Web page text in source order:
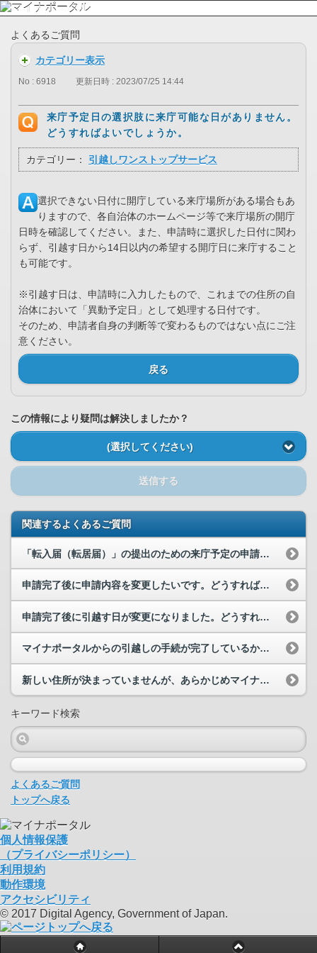
よくあるご質問
カテゴリー表示
No : 6918 更新日時 : 2023/07/25 14:44
来庁予定日の選択肢に来庁可能な日がありません。
どうすればよいでしょうか。
カテゴリー： 引越しワンストップサービス
選択できない日付に開庁している来庁場所がある場合もあ
りますので、各自治体のホームページ等で来庁場所の開庁
日時を確認してください。また、申請時に選択した日付に関わ
らず、引越す日から14日以内の希望する開庁日に来庁すること
も可能です。
※引越す日は、申請時に入力したもので、これまでの住所の自
治体において「異動予定日」として処理する日付です。
そのため、申請者自身の判断等で変わるものではない点にご注
意ください。
戻る
この情報により疑問は解決しましたか？
(選択してください)
送信する
関連するよくあるご質問
「転入届（転居届）」の提出のための来庁予定の申請とは何でしょうか。
申請完了後に申請内容を変更したいです。どうすればよいですか。
申請完了後に引越す日が変更になりました。どうすればよいでしょうか。
マイナポータルからの引越しの手続が完了しているかどのように確認すればよいでしょうか。
新しい住所が決まっていませんが、あらかじめマイナポータルから引越しの手続は可能でしょうか。
キーワード検索
よくあるご質問
トップへ戻る
個人情報保護
（プライバシーポリシー）
利用規約
動作環境
アクセシビリティ
© 2017 Digital Agency, Government of Japan.